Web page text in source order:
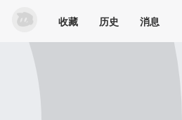
收藏 历史 消息